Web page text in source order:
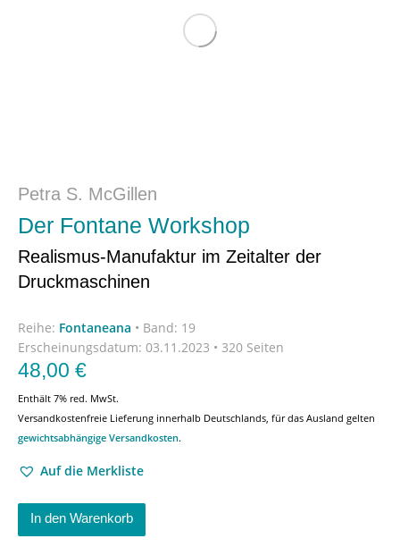
Petra S. McGillen
Der Fontane Workshop
Realismus-Manufaktur im Zeitalter der
Druckmaschinen
Reihe: Fontaneana • Band: 19
Erscheinungsdatum: 03.11.2023 • 320 Seiten
48,00 €
Enthält 7% red. MwSt.
Versandkostenfreie Lieferung innerhalb Deutschlands, für das Ausland gelten
gewichtsabhängige Versandkosten.
Auf die Merkliste
In den Warenkorb